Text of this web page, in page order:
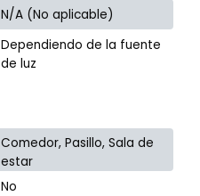
N/A (No aplicable)
Dependiendo de la fuente
de luz
Comedor, Pasillo, Sala de
estar
No